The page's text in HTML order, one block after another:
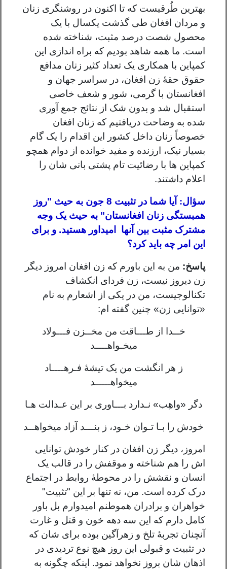
بهترین طُرقیست که تا اکنون در روشنگری زنان
و مردان افغان طی گذشت یکسال با یک
محصول شصت درصد مثبت، شناخته شده
است. ما همه شاهد بودیم که براه اندازی این
کمپاین با همکاری یک تعداد کثیر زنان مدافع
حقوق حقۀ زن افغان، در سراسر جهان و
افغانستان با گرمی، شور و شعف خاصی
استقبال شد و بدون شک از نتائج جمع آوری
شده به وضاحت دریافتیم که زنان افغان
خصوصاً زنان داخل کشور این اقدام را یک گام
بسیار نیک، ارزنده و مفید خوانده از دوام همچو
کمپاین ها با رضائیت تام پشتی بانی شان را
اعلام داشتند.
سؤال:
آیا شما در تثبیت 8 جون به حیث "روز
همبستگی زنان افغانستان" به حیث یک وجه
مشترک مثبت بین آنها امیداور هستید. و برای
این امر چه باید کرد؟
پاسخ: من به این باورم که زن افغان امروز دیگر
زن دیروز نیست، زن فردای انکشاف
تکنالوجیست، من در یکی از اشعارم به نام
«توانایی زن» چنین گفته ام:
خــدا از طـــاقت من مخــزن فـــولاد
میخـواهــــد
ز هر انگشت من یک تیشۀ فـرهــــاد
میخواهـــــد
دگر «واهِب» نـدارد بـــاوری بر این عـدالت هـا
خودش را بـا تـوان خـود، ز بنـــد آزاد میخواهــد
امروز، دیگر زن افغان در کنار خودش توانایی
اش را هم شناخته و موقفش را در قالب یک
انسان و نقشش را در محوطۀ روابط در اجتماع
درک کرده است. من، نه تنها بر این "تثبیت"
خواهران و برادران هموطنم امیدوارم بل باور
کامل دارم که این سه دهه خون و قتل و غارت
آنچنان تجربۀ تلخ و زهرآگین بوده برای شان که
در تثبیت و قبولی این روز هیچ نوع تردیدی در
اذهان شان بروز نخواهد نمود. اینکه چگونه به